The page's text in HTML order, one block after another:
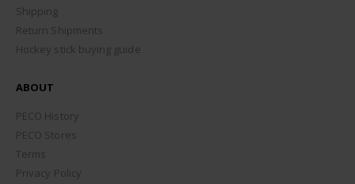
Shipping
Return Shipments
Hockey stick buying guide
ABOUT
PECO History
PECO Stores
Terms
Privacy Policy